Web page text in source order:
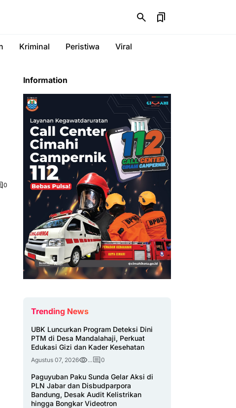
Kriminal Peristiwa Viral
0
Information
Trending News
UBK Luncurkan Program Deteksi Dini
PTM di Desa Mandalahaji, Perkuat
Edukasi Gizi dan Kader Kesehatan
Agustus 07, 2026 ... 0
Paguyuban Paku Sunda Gelar Aksi di
PLN Jabar dan Disbudparpora
Bandung, Desak Audit Kelistrikan
hingga Bongkar Videotron